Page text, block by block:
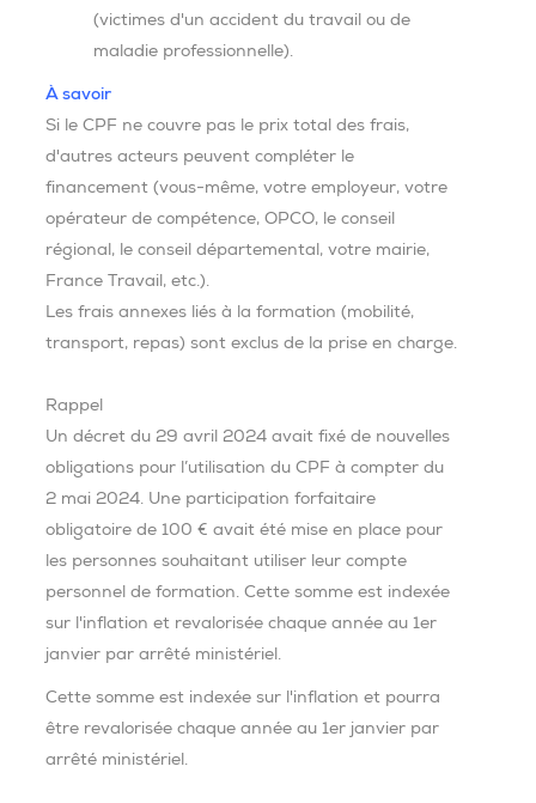
(victimes d'un accident du travail ou de
maladie professionnelle).
À savoir
Si le CPF ne couvre pas le prix total des frais,
d'autres acteurs peuvent compléter le
financement (vous-même, votre employeur, votre
opérateur de compétence, OPCO, le conseil
régional, le conseil départemental, votre mairie,
France Travail, etc.).
Les frais annexes liés à la formation (mobilité,
transport, repas) sont exclus de la prise en charge.
Rappel
Un décret du 29 avril 2024 avait fixé de nouvelles
obligations pour l’utilisation du CPF à compter du
2 mai 2024. Une participation forfaitaire
obligatoire de 100 € avait été mise en place pour
les personnes souhaitant utiliser leur compte
personnel de formation. Cette somme est indexée
sur l'inflation et revalorisée chaque année au 1er
janvier par arrêté ministériel.
Cette somme est indexée sur l'inflation et pourra
être revalorisée chaque année au 1er janvier par
arrêté ministériel.